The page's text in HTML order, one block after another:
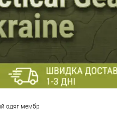
одяг мембр